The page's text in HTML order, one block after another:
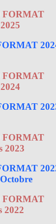
FORMAT
FORMAT
FORMAT
2023
FORMAT
2022